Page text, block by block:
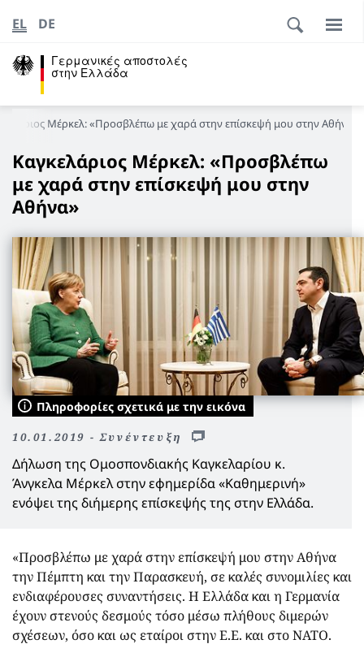
Γερμανικές αποστολές
στην Ελλάδα
EL DE
Μέρκελ: «Προσβλέπω με χαρά στην επίσκεψή μου στην Αθήνα»
Καγκελάριος Μέρκελ: «Προσβλέπω
με χαρά στην επίσκεψή μου στην
Αθήνα»
Πληροφορίες σχετικά με την εικόνα
10.01.2019 - Συνέντευξη
Δήλωση της Ομοσπονδιακής Καγκελαρίου κ.
Άνγκελα Μέρκελ στην εφημερίδα «Καθημερινή»
ενόψει της διήμερης επίσκεψής της στην Ελλάδα.
«Προσβλέπω με χαρά στην επίσκεψή μου στην Αθήνα
την Πέμπτη και την Παρασκευή, σε καλές συνομιλίες και
ενδιαφέρουσες συναντήσεις. Η Ελλάδα και η Γερμανία
έχουν στενούς δεσμούς τόσο μέσω πλήθους διμερών
σχέσεων, όσο και ως εταίροι στην Ε.Ε. και στο ΝΑΤΟ.